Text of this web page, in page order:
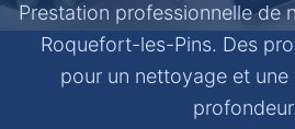
Prestation professionnelle de
Roquefort-les-Pins. Des
pour un nettoyage et
profondeur.